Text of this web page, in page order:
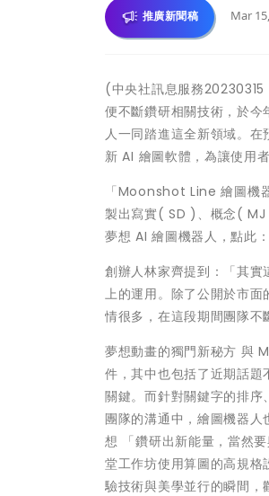
推廣新聞稿 Mar
(中央社訊息服務
便不斷鑽研相關技術，於
人一同踏進這全新領域。
新 AI 繪圖軟體，為讓使用
「Moonshot Line 繪圖機
製出寫實( SD )、概念(
夢想 AI 繪圖機器人，點此：
創辦人林家齊提到：「其
上的運用。除了公開於市
情很多，在這段期間團隊不
夢想動畫的獨門新秘方 與
件，其中也包括了近期話
關鍵。而針對關鍵字的排
團隊的溝通中，繪圖機器
想 「鑽研出新能量，當然
堂工作坊使用算圖的高規
驗技術與美學並行的瞬間，